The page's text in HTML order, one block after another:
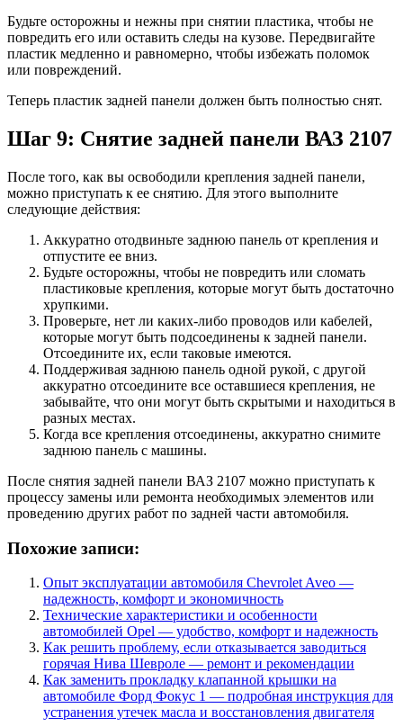
Будьте осторожны и нежны при снятии пластика, чтобы не
повредить его или оставить следы на кузове. Передвигайте
пластик медленно и равномерно, чтобы избежать поломок
или повреждений.
Теперь пластик задней панели должен быть полностью снят.
Шаг 9: Снятие задней панели ВАЗ 2107
После того, как вы освободили крепления задней панели,
можно приступать к ее снятию. Для этого выполните
следующие действия:
Аккуратно отодвиньте заднюю панель от крепления и
отпустите ее вниз.
Будьте осторожны, чтобы не повредить или сломать
пластиковые крепления, которые могут быть достаточно
хрупкими.
Проверьте, нет ли каких-либо проводов или кабелей,
которые могут быть подсоединены к задней панели.
Отсоедините их, если таковые имеются.
Поддерживая заднюю панель одной рукой, с другой
аккуратно отсоедините все оставшиеся крепления, не
забывайте, что они могут быть скрытыми и находиться в
разных местах.
Когда все крепления отсоединены, аккуратно снимите
заднюю панель с машины.
После снятия задней панели ВАЗ 2107 можно приступать к
процессу замены или ремонта необходимых элементов или
проведению других работ по задней части автомобиля.
Похожие записи:
Опыт эксплуатации автомобиля Chevrolet Aveo —
надежность, комфорт и экономичность
Технические характеристики и особенности
автомобилей Opel — удобство, комфорт и надежность
Как решить проблему, если отказывается заводиться
горячая Нива Шевроле — ремонт и рекомендации
Как заменить прокладку клапанной крышки на
автомобиле Форд Фокус 1 — подробная инструкция для
устранения утечек масла и восстановления двигателя